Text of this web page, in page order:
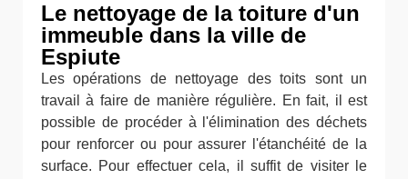
Le nettoyage de la toiture d'un
immeuble dans la ville de
Espiute
Les opérations de nettoyage des toits sont un
travail à faire de manière régulière. En fait, il est
possible de procéder à l'élimination des déchets
pour renforcer ou pour assurer l'étanchéité de la
surface. Pour effectuer cela, il suffit de visiter le